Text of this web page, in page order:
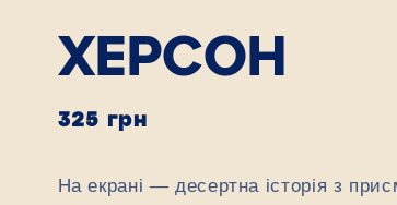
ХЕРСОН
Звичайна
325 грн
На екрані — десертна історія з